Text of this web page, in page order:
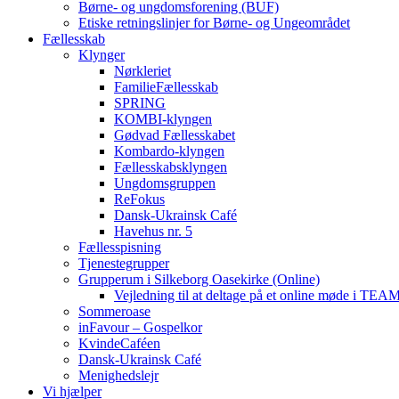
Børne- og ungdomsforening (BUF)
Etiske retningslinjer for Børne- og Ungeområdet
Fællesskab
Klynger
Nørkleriet
FamilieFællesskab
SPRING
KOMBI-klyngen
Gødvad Fællesskabet
Kombardo-klyngen
Fællesskabsklyngen
Ungdomsgruppen
ReFokus
Dansk-Ukrainsk Café
Havehus nr. 5
Fællesspisning
Tjenestegrupper
Grupperum i Silkeborg Oasekirke (Online)
Vejledning til at deltage på et online møde i
Sommeroase
inFavour – Gospelkor
KvindeCaféen
Dansk-Ukrainsk Café
Menighedslejr
Vi hjælper